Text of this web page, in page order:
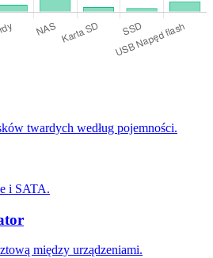
twardych według pojemności.
i SATA.
między urządzeniami.